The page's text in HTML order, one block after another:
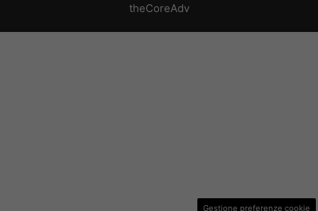
theCoreAdv
Gestione preferenze cookie